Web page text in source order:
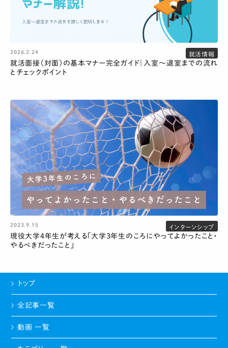
2026.2.24 就活情報
就活面接（対面）の基本マナー完全ガイド｜入室〜退室までの流れ
とチェックポイント
2023.9.15 インターンシップ
現役大学4年生が考える「大学3年生のころにやってよかったこと・
やるべきだったこと」
トップ
全記事一覧
動画 一覧